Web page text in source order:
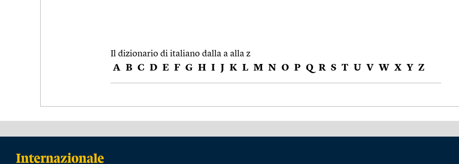
Il dizionario di italiano dalla a alla z
A B C D E F G H I J K L M N O P Q R S T U V W X Y Z